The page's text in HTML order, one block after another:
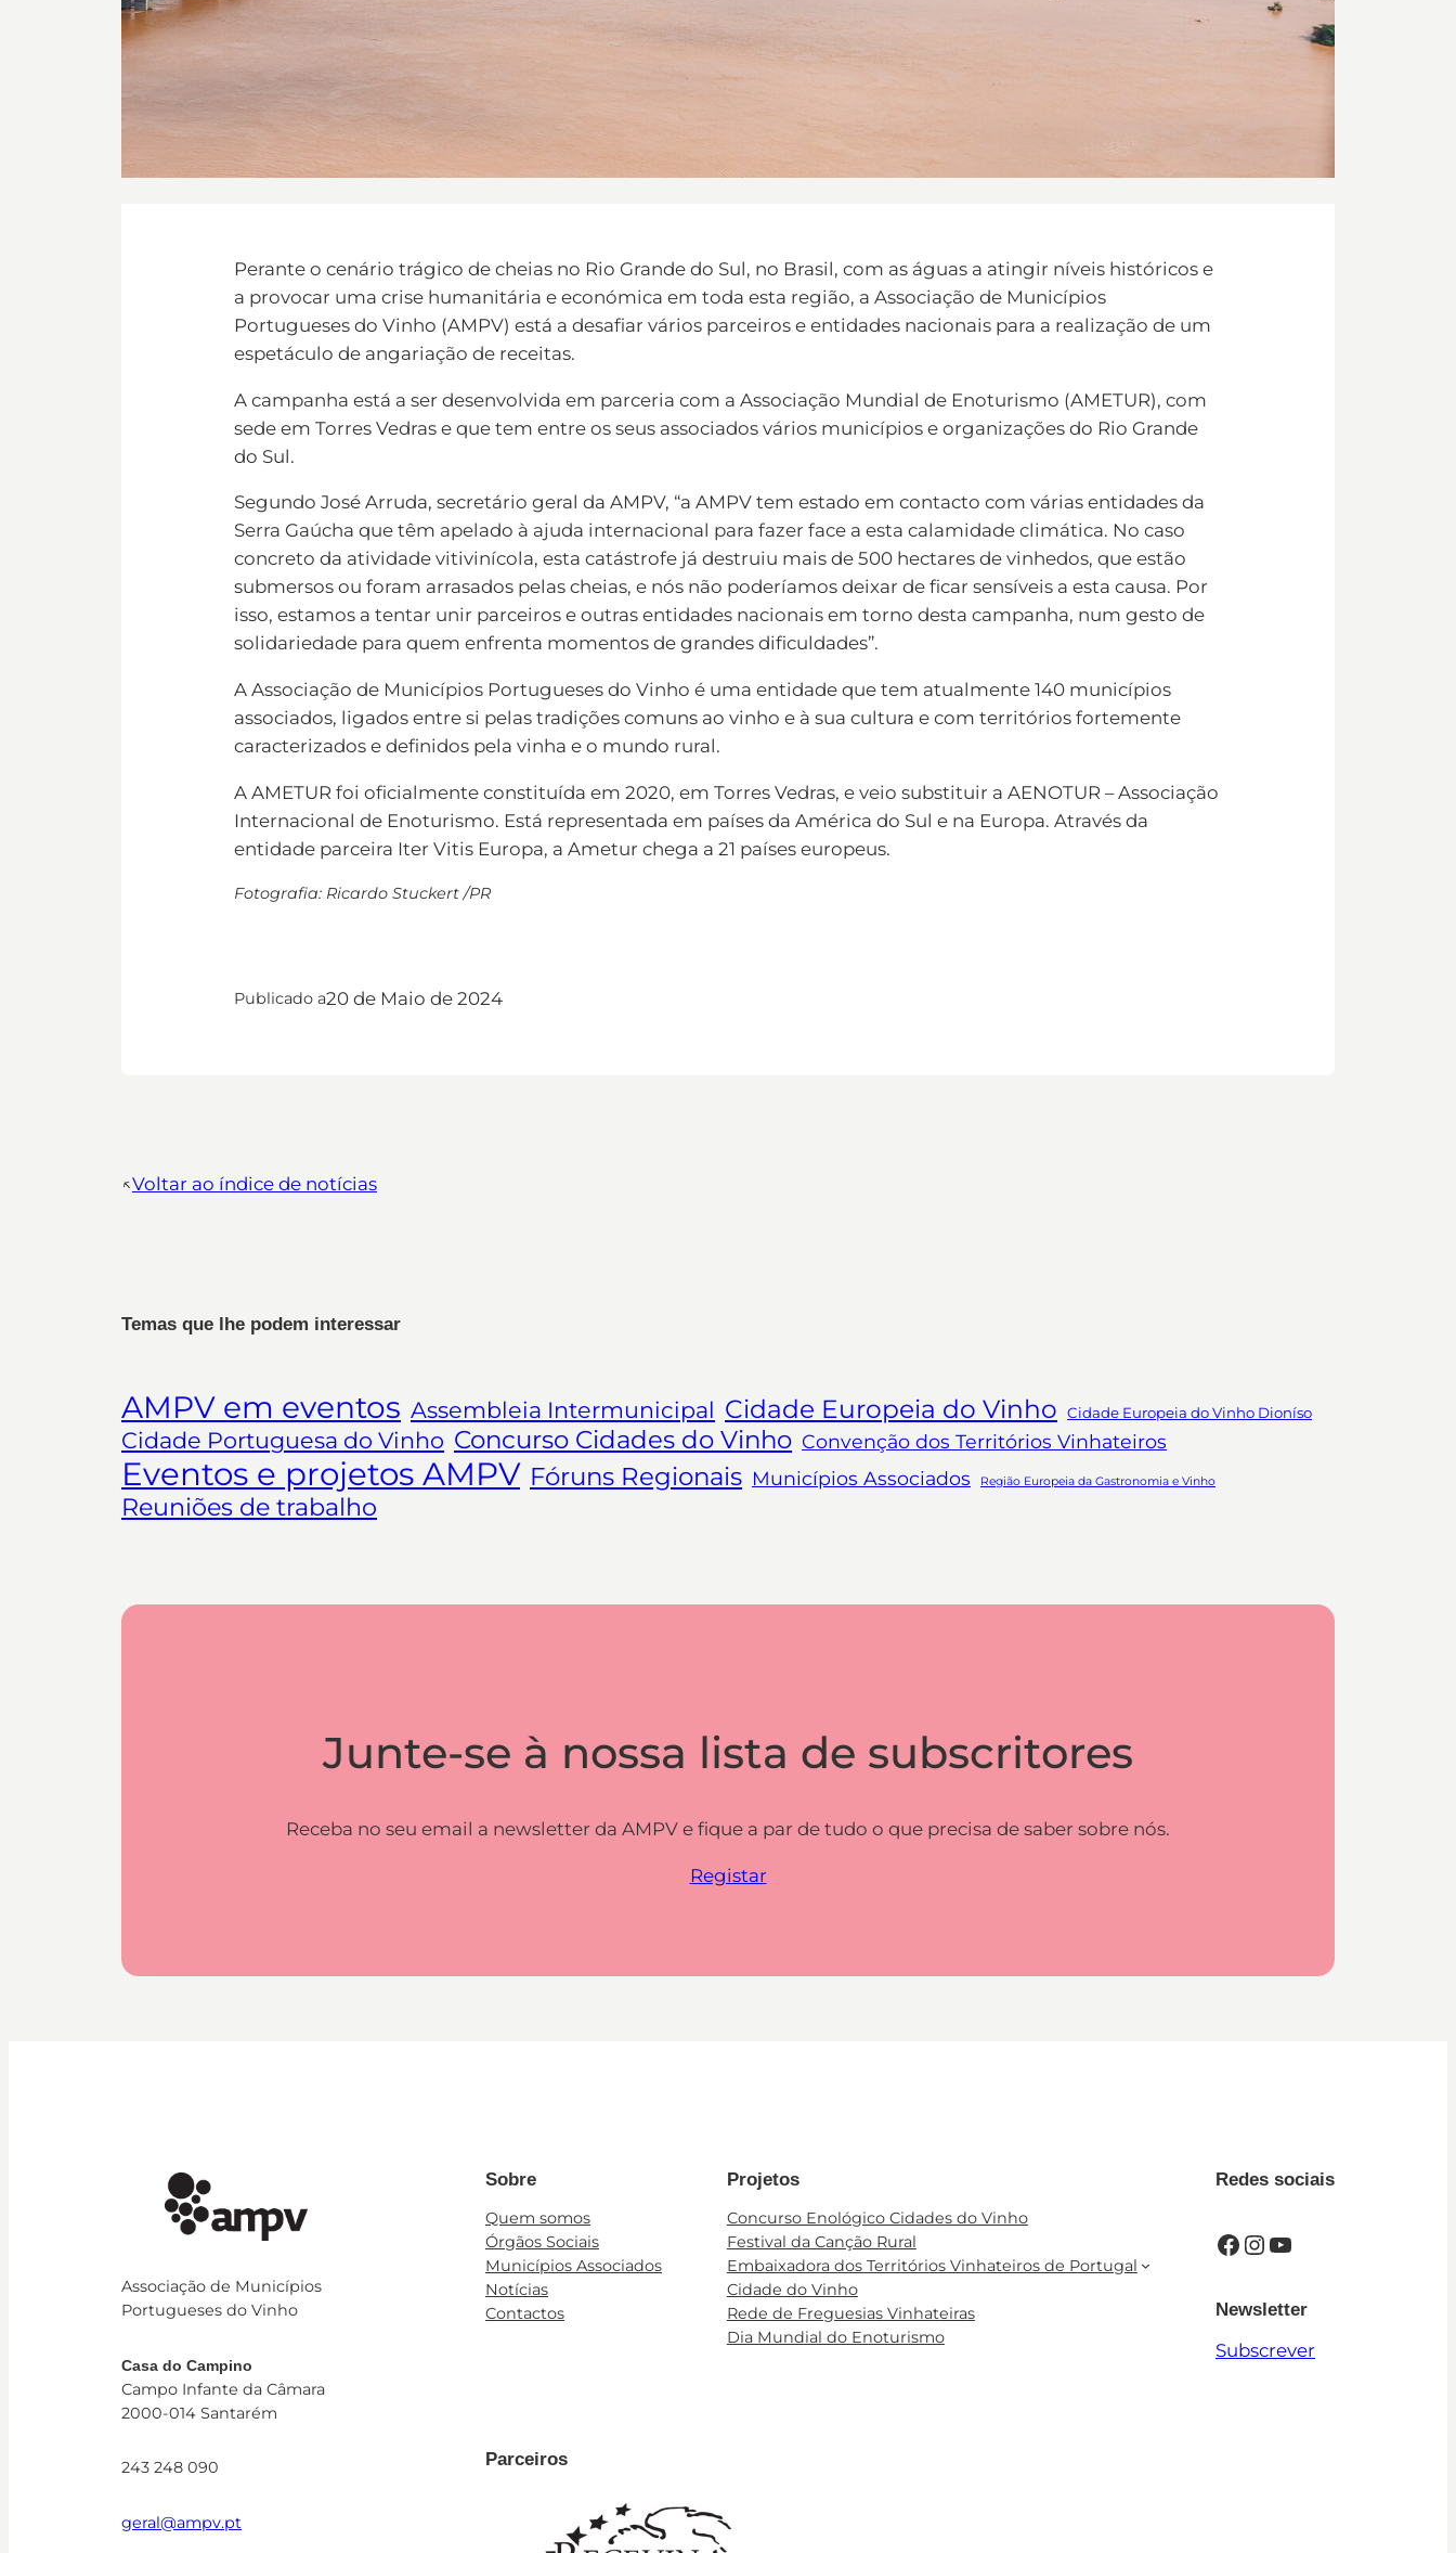
Perante o cenário trágico de cheias no Rio Grande do Sul, no Brasil, com as águas a atingir níveis históricos e
a provocar uma crise humanitária e económica em toda esta região, a Associação de Municípios
Portugueses do Vinho (AMPV) está a desafiar vários parceiros e entidades nacionais para a realização de um
espetáculo de angariação de receitas.
A campanha está a ser desenvolvida em parceria com a Associação Mundial de Enoturismo (AMETUR), com
sede em Torres Vedras e que tem entre os seus associados vários municípios e organizações do Rio Grande
do Sul.
Segundo José Arruda, secretário geral da AMPV, “a AMPV tem estado em contacto com várias entidades da
Serra Gaúcha que têm apelado à ajuda internacional para fazer face a esta calamidade climática. No caso
concreto da atividade vitivinícola, esta catástrofe já destruiu mais de 500 hectares de vinhedos, que estão
submersos ou foram arrasados pelas cheias, e nós não poderíamos deixar de ficar sensíveis a esta causa. Por
isso, estamos a tentar unir parceiros e outras entidades nacionais em torno desta campanha, num gesto de
solidariedade para quem enfrenta momentos de grandes dificuldades”.
A Associação de Municípios Portugueses do Vinho é uma entidade que tem atualmente 140 municípios
associados, ligados entre si pelas tradições comuns ao vinho e à sua cultura e com territórios fortemente
caracterizados e definidos pela vinha e o mundo rural.
A AMETUR foi oficialmente constituída em 2020, em Torres Vedras, e veio substituir a AENOTUR – Associação
Internacional de Enoturismo. Está representada em países da América do Sul e na Europa. Através da
entidade parceira Iter Vitis Europa, a Ametur chega a 21 países europeus.
Fotografia: Ricardo Stuckert /PR
Publicado a20 de Maio de 2024
↖︎Voltar ao índice de notícias
Temas que lhe podem interessar
AMPV em eventos Assembleia Intermunicipal Cidade Europeia do Vinho Cidade Europeia do Vinho Dioníso
Cidade Portuguesa do Vinho Concurso Cidades do Vinho Convenção dos Territórios Vinhateiros
Eventos e projetos AMPV Fóruns Regionais Municípios Associados Região Europeia da Gastronomia e Vinho
Reuniões de trabalho
Junte-se à nossa lista de subscritores
Receba no seu email a newsletter da AMPV e fique a par de tudo o que precisa de saber sobre nós.
Registar
Associação de Municípios
Portugueses do Vinho
Casa do Campino
Campo Infante da Câmara
2000-014 Santarém
243 248 090
geral@ampv.pt
Sobre
Quem somos
Órgãos Sociais
Municípios Associados
Notícias
Contactos
Projetos
Concurso Enológico Cidades do Vinho
Festival da Canção Rural
Embaixadora dos Territórios Vinhateiros de Portugal
Cidade do Vinho
Rede de Freguesias Vinhateiras
Dia Mundial do Enoturismo
Redes sociais
Facebook InstagramYouTube
Newsletter
Subscrever
Parceiros